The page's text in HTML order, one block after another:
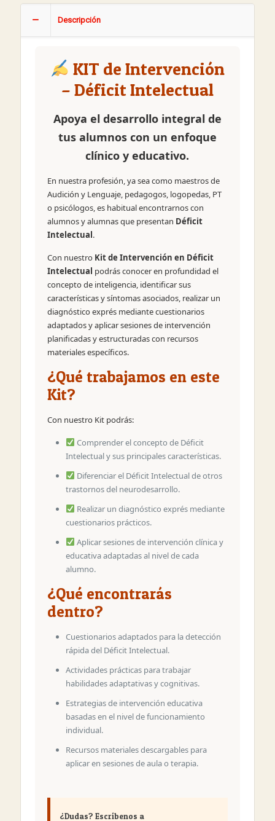
Descripción
KIT de Intervención
– Déficit Intelectual
Apoya el desarrollo integral de
tus alumnos con un enfoque
clínico y educativo.
En nuestra profesión, ya sea como maestros de
Audición y Lenguaje, pedagogos, logopedas, PT
o psicólogos, es habitual encontrarnos con
alumnos y alumnas que presentan Déficit
Intelectual.
Con nuestro Kit de Intervención en Déficit
Intelectual podrás conocer en profundidad el
concepto de inteligencia, identificar sus
características y síntomas asociados, realizar un
diagnóstico exprés mediante cuestionarios
adaptados y aplicar sesiones de intervención
planificadas y estructuradas con recursos
materiales específicos.
¿Qué trabajamos en este
Kit?
Con nuestro Kit podrás:
Comprender el concepto de Déficit
Intelectual y sus principales características.
Diferenciar el Déficit Intelectual de otros
trastornos del neurodesarrollo.
Realizar un diagnóstico exprés mediante
cuestionarios prácticos.
Aplicar sesiones de intervención clínica y
educativa adaptadas al nivel de cada
alumno.
¿Qué encontrarás
dentro?
Cuestionarios adaptados para la detección
rápida del Déficit Intelectual.
Actividades prácticas para trabajar
habilidades adaptativas y cognitivas.
Estrategias de intervención educativa
basadas en el nivel de funcionamiento
individual.
Recursos materiales descargables para
aplicar en sesiones de aula o terapia.
¿Dudas? Escríbenos a